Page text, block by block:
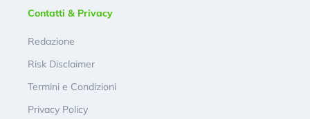
Contatti & Privacy
Redazione
Risk Disclaimer
Termini e Condizioni
Privacy Policy